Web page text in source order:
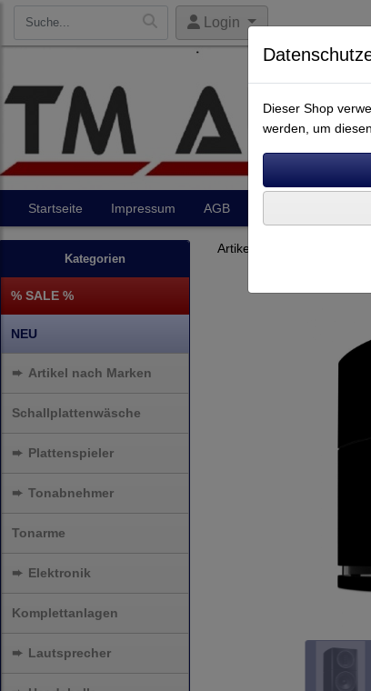
Login
Startseite Impressum AGB
Kategorien
% SALE %
NEU
➨ Artikel nach Marken
Schallplattenwäsche
➨ Plattenspieler
➨ Tonabnehmer
Tonarme
➨ Elektronik
Komplettanlagen
➨ Lautsprecher
Artikel nach Marken
Dieser Shop
werden, um